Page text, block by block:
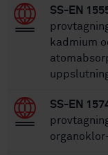
SS-EN
kadmium
SS-EN